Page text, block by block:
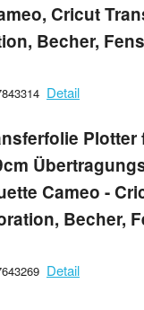
Cricut
Becher,
Detail
Plotter
Cameo -
Becher,
Detail